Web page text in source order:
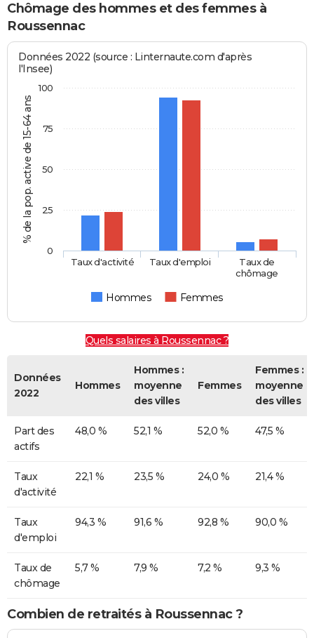
Chômage des hommes et des femmes à
Roussennac
% de la pop. active de 15-64 ans
Données 2022 (source : Linternaute.com d'après
l'Insee)
Hommes Femmes
Taux d'activité Taux d'emploi
Taux de
chômage
0
25
50
75
100
Quels salaires à Roussennac ?
Données
2022
Hommes
Hommes :
moyenne
des villes
Femmes
Femmes :
moyenne
des villes
Part des
actifs
48,0 % 52,1 % 52,0 % 47,5 %
Taux
d'activité
22,1 % 23,5 % 24,0 % 21,4 %
Taux
d'emploi
94,3 % 91,6 % 92,8 % 90,0 %
Taux de
chômage
5,7 % 7,9 % 7,2 % 9,3 %
Combien de retraités à Roussennac ?